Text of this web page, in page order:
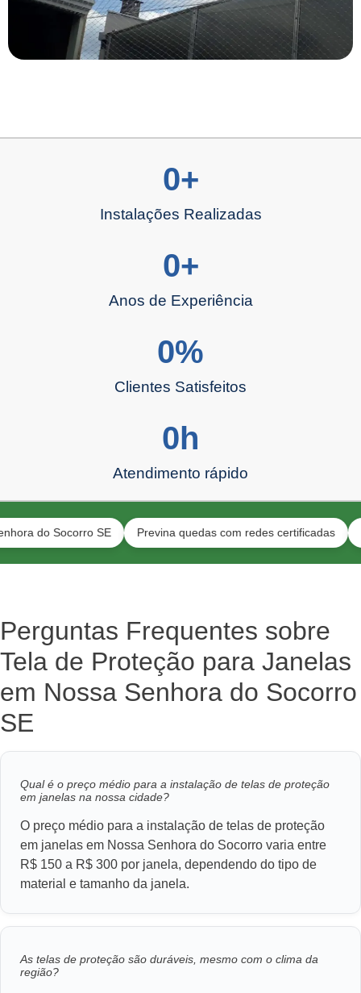
Instalações Realizadas
0+
Anos de Experiência
0+
Clientes Satisfeitos
0%
Atendimento rápido
0h
Socorro SE Previna quedas com redes certificadas
Perguntas Frequentes sobre
Tela de Proteção para Janelas
em Nossa Senhora do Socorro
SE
Qual é o preço médio para a instalação de telas de proteção
em janelas na nossa cidade?
O preço médio para a instalação de telas de proteção
em janelas em Nossa Senhora do Socorro varia entre
R$ 150 a R$ 300 por janela, dependendo do tipo de
material e tamanho da janela.
As telas de proteção são duráveis, mesmo com o clima da
região?